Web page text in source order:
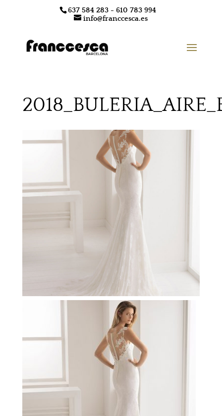
637 584 283 - 610 783 994
info@franccesca.es